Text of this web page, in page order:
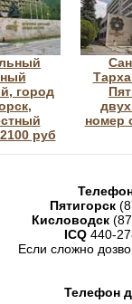
город
руб
номер
Пятигорск
Кисловодск
ICQ 440-
Если сложно
Телефон